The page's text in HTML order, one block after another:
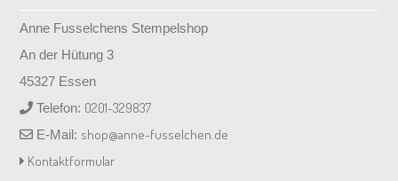
Anne Fusselchens Stempelshop
An der Hütung 3
45327 Essen
Telefon: 0201-329837
E-Mail: shop@anne-fusselchen.de
Kontaktformular